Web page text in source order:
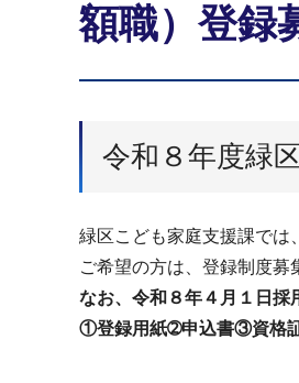
額職）登録
令和８年度緑
緑区こども家庭支援課では
ご希望の方は、登録制度募
なお、令和８年４月１日
①登録用紙➁申込書③資格証